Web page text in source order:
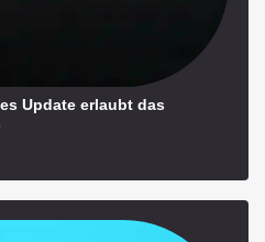
Update erlaubt das